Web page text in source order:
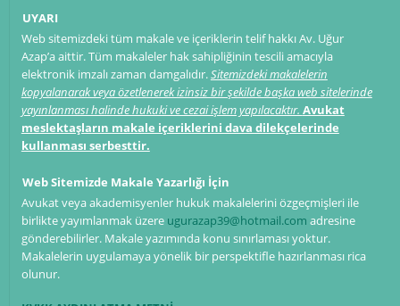
UYARI
Web sitemizdeki tüm makale ve içeriklerin telif hakkı Av. Uğur
Azap’a aittir. Tüm makaleler hak sahipliğinin tescili amacıyla
elektronik imzalı zaman damgalıdır.Sitemizdeki makalelerin
kopyalanarak veya özetlenerek izinsiz bir şekilde başka web sitelerinde
yayınlanması halinde hukuki ve cezai işlem yapılacaktır. Avukat
meslektaşların makale içeriklerini dava dilekçelerinde
kullanması serbesttir.
Web Sitemizde Makale Yazarlığı İçin
Avukat veya akademisyenler hukuk makalelerini özgeçmişleri ile
birlikte yayımlanmak üzere ugurazap39@hotmail.com adresine
gönderebilirler. Makale yazımında konu sınırlaması yoktur.
Makalelerin uygulamaya yönelik bir perspektifle hazırlanması rica
olunur.